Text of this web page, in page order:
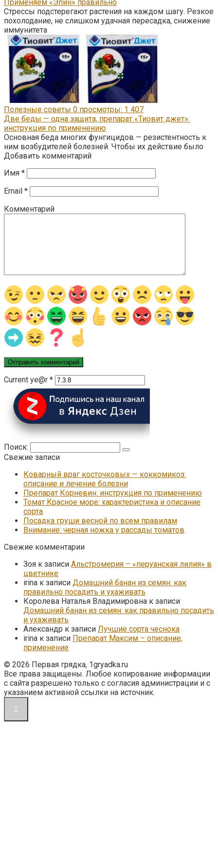
Применяем «Эпин» правильно
Стрессы подстерегают растения на каждом шагу. Резкое
похолодание, не слишком удачная пересадка, снижение
иммунитета
Полезные советы 0 просмотры: 1 407
Две беды — одна защита, препарат «Тиовит джет»:
инструкция по применению
Основная беда многих фунгицидов — резистентность к
ним возбудителей болезней. Чтобы их действие было
Добавить комментарий
Имя *
Email *
Комментарий
Current ye@r *
Поиск:
Свежие записи
Коварный враг косточковых — коккомикоз:
описание и лечение болезни
Препарат Корневин: инструкция по применению
Томат Красное море: характеристика и описание
сорта
Посадка груши весной по всем правилам
Внимание: черная ножка у рассады томатов
Свежие комментарии
Зоя к записи Альстромерия – «перуанская лилия» в
цветнике
irina к записи Домашний банан из семян: как
правильно посадить и ухаживать
Королева Наталья Владимировна к записи
Домашний банан из семян: как правильно посадить
и ухаживать
Александр к записи Лучшие сорта чеснока
irina к записи Препарат Максим – описание,
применение
© 2026 Первая грядка, 1gryadka.ru
Все права защищены. Любое копирование информации
с сайта разрешено только с согласия администрации и с
указанием активной ссылки на источник.